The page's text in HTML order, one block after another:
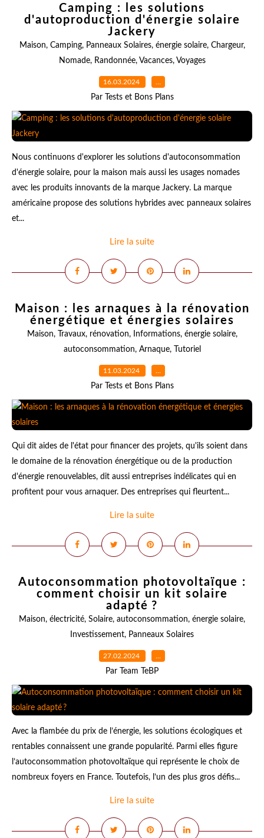
Camping : les solutions
d'autoproduction d'énergie solaire
Jackery
Maison, Camping, Panneaux Solaires, énergie solaire, Chargeur,
Nomade, Randonnée, Vacances, Voyages
16.03.2024 …
Par Tests et Bons Plans
Nous continuons d'explorer les solutions d'autoconsommation
d'énergie solaire, pour la maison mais aussi les usages nomades
avec les produits innovants de la marque Jackery. La marque
américaine propose des solutions hybrides avec panneaux solaires
et...
Lire la suite
Maison : les arnaques à la rénovation
énergétique et énergies solaires
Maison, Travaux, rénovation, Informations, énergie solaire,
autoconsommation, Arnaque, Tutoriel
11.03.2024 …
Par Tests et Bons Plans
Qui dit aides de l'état pour financer des projets, qu'ils soient dans
le domaine de la rénovation énergétique ou de la production
d'énergie renouvelables, dit aussi entreprises indélicates qui en
profitent pour vous arnaquer. Des entreprises qui fleurtent...
Lire la suite
Autoconsommation photovoltaïque :
comment choisir un kit solaire
adapté ?
Maison, électricité, Solaire, autoconsommation, énergie solaire,
Investissement, Panneaux Solaires
27.02.2024 …
Par Team TeBP
Avec la flambée du prix de l’énergie, les solutions écologiques et
rentables connaissent une grande popularité. Parmi elles figure
l’autoconsommation photovoltaïque qui représente le choix de
nombreux foyers en France. Toutefois, l’un des plus gros défis...
Lire la suite